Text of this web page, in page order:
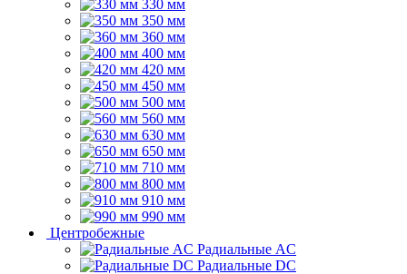
330 мм
350 мм
360 мм
400 мм
420 мм
450 мм
500 мм
560 мм
630 мм
650 мм
710 мм
800 мм
910 мм
990 мм
Центробежные
Радиальные AC
Радиальные DC